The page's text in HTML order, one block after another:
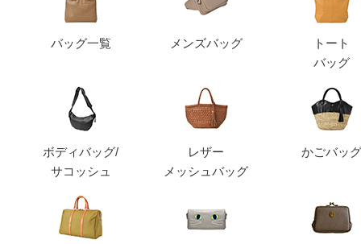
バッグ一覧 メンズバッグ
トート
バッグ
ボディバッグ/
サコッシュ
レザー
メッシュバッグ
かごバッグ